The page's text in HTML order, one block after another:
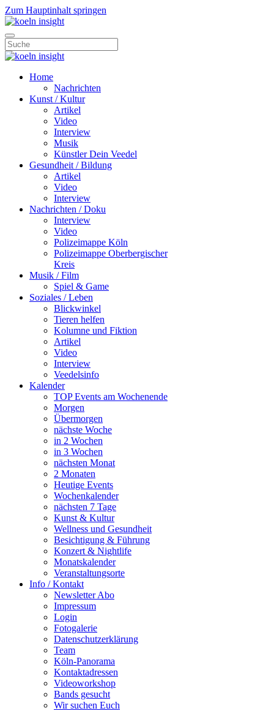
Zum Hauptinhalt springen
Home
Nachrichten
Kunst / Kultur
Artikel
Video
Interview
Musik
Künstler Dein Veedel
Gesundheit / Bildung
Artikel
Video
Interview
Nachrichten / Doku
Interview
Video
Polizeimappe Köln
Polizeimappe Oberbergischer
Kreis
Musik / Film
Spiel & Game
Soziales / Leben
Blickwinkel
Tieren helfen
Kolumne und Fiktion
Artikel
Video
Interview
Veedelsinfo
Kalender
TOP Events am Wochenende
Morgen
Übermorgen
nächste Woche
in 2 Wochen
in 3 Wochen
nächsten Monat
2 Monaten
Heutige Events
Wochenkalender
nächsten 7 Tage
Kunst & Kultur
Wellness und Gesundheit
Besichtigung & Führung
Konzert & Nightlife
Monatskalender
Veranstaltungsorte
Info / Kontakt
Newsletter Abo
Impressum
Login
Fotogalerie
Datenschutzerklärung
Team
Köln-Panorama
Kontaktadressen
Videoworkshop
Bands gesucht
Wir suchen Euch